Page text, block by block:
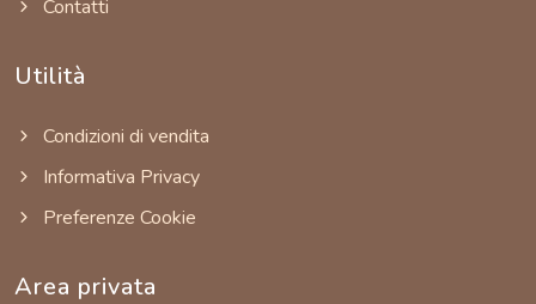
Contatti
Utilità
Condizioni di vendita
Informativa Privacy
Preferenze Cookie
Area privata